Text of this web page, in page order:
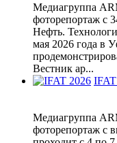
Медиагруппа
фоторепортаж с
Нефть.
мая 2026 года в
Вестник ар...
Медиагруппа
фоторепортаж с